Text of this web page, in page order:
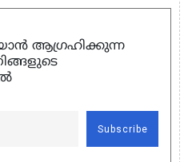
ആഗ്രഹിക്കുന്ന
Subscribe